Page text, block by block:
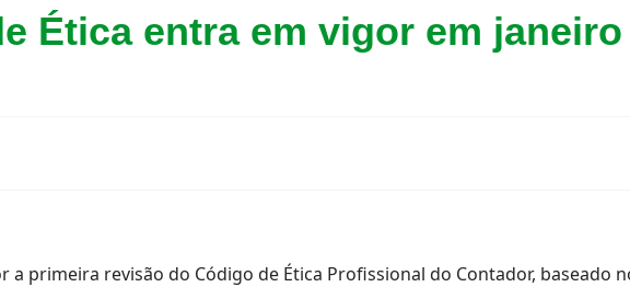
Ética entra em vigor em janeiro
a primeira revisão do Código de Ética Profissional do Contador, baseado